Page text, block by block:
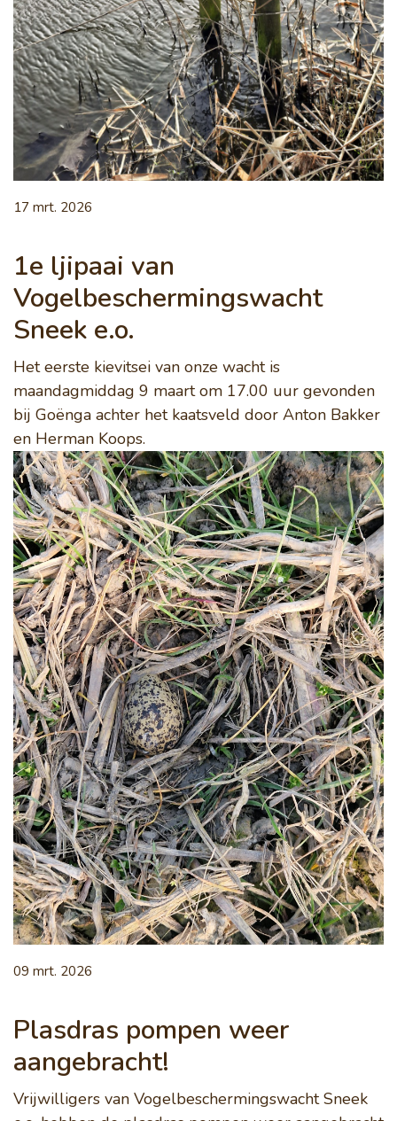
17 mrt. 2026
1e ljipaai van
Vogelbeschermingswacht
Sneek e.o.
Het eerste kievitsei van onze wacht is
maandagmiddag 9 maart om 17.00 uur gevonden
bij Goënga achter het kaatsveld door Anton Bakker
en Herman Koops.
09 mrt. 2026
Plasdras pompen weer
aangebracht!
Vrijwilligers van Vogelbeschermingswacht Sneek